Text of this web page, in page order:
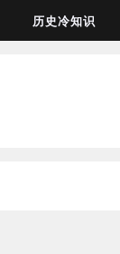
历史冷知识